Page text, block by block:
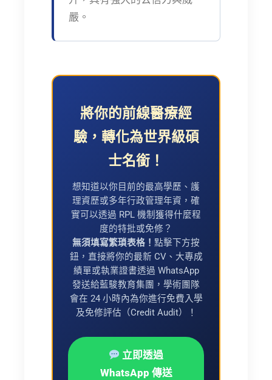
嚴。
將你的前線醫療經
驗，轉化為世界級碩
士名銜！
想知道以你目前的最高學歷、護
理資歷或多年行政管理年資，確
實可以透過 RPL 機制獲得什麼程
度的特批或免修？
無須填寫繁瑣表格！ 點擊下方按
鈕，直接將你的最新 CV、大專成
績單或執業證書透過 WhatsApp
發送給藍駿教育集團，學術團隊
會在 24 小時內為你進行免費入學
及免修評估（Credit Audit）！
立即透過
WhatsApp 傳送